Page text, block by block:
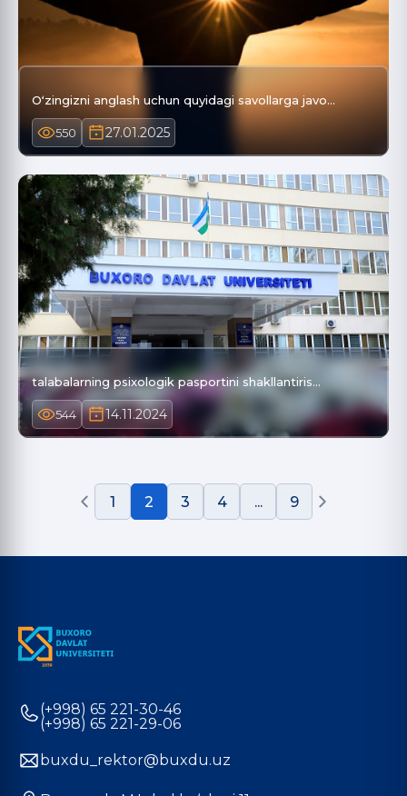
Oʻzingizni anglash uchun quyidagi savollarga javo…
550 27.01.2025
talabalarning psixologik pasportini shakllantiris…
544 14.11.2024
1 2 3 4 ... 9
(+998) 65 221-30-46
(+998) 65 221-29-06
buxdu_rektor@buxdu.uz